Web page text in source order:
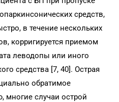
средств,
в течение нескольких
корригируется приемом
леводопы или иного
средства [7, 40]. Острая
обратимое
многие случаи острой